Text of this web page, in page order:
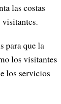
las costas
visitantes.
para que la
los visitantes
los servicios